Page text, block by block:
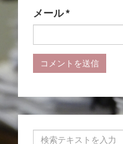
メール*